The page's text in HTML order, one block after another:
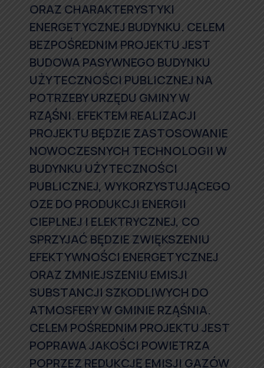
ORAZ CHARAKTERYSTYKI
ENERGETYCZNEJ BUDYNKU. CELEM
BEZPOŚREDNIM PROJEKTU JEST
BUDOWA PASYWNEGO BUDYNKU
UŻYTECZNOŚCI PUBLICZNEJ NA
POTRZEBY URZĘDU GMINY W
RZĄŚNI. EFEKTEM REALIZACJI
PROJEKTU BĘDZIE ZASTOSOWANIE
NOWOCZESNYCH TECHNOLOGII W
BUDYNKU UŻYTECZNOŚCI
PUBLICZNEJ, WYKORZYSTUJĄCEGO
OZE DO PRODUKCJI ENERGII
CIEPLNEJ I ELEKTRYCZNEJ, CO
SPRZYJAĆ BĘDZIE ZWIĘKSZENIU
EFEKTYWNOŚCI ENERGETYCZNEJ
ORAZ ZMNIEJSZENIU EMISJI
SUBSTANCJI SZKODLIWYCH DO
ATMOSFERY W GMINIE RZĄŚNIA.
CELEM POŚREDNIM PROJEKTU JEST
POPRAWA JAKOŚCI POWIETRZA
POPRZEZ REDUKCJĘ EMISJI GAZÓW